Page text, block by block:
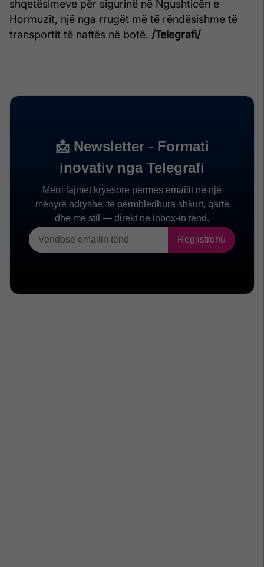
shqetësimeve për sigurinë në Ngushticën e
Hormuzit, një nga rrugët më të rëndësishme të
transportit të naftës në botë. /Telegrafi/